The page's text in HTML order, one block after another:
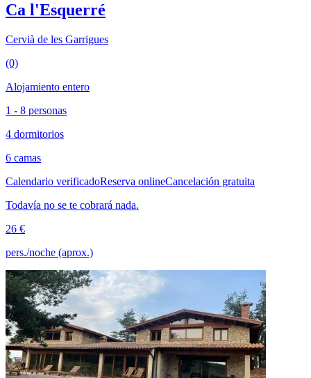
Ca l'Esquerré
Cervià de les Garrigues
(0)
Alojamiento entero
1 - 8 personas
4 dormitorios
6 camas
Calendario verificadoReserva onlineCancelación gratuita
Todavía no se te cobrará nada.
26 €
pers./noche (aprox.)